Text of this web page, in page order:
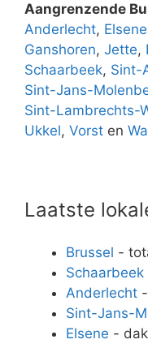
Aangrenzende
Anderlecht, Elsene
Ganshoren, Jette,
Schaarbeek, Sint-
Sint-Jans-
Sint-Lambrechts-
Ukkel, Vorst en
Laatste
Brussel -
Schaarbeek
Anderlecht
Sint-Jans-
Elsene -